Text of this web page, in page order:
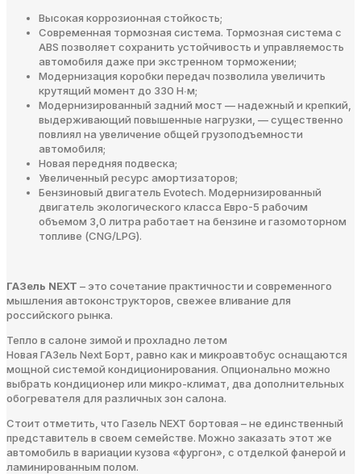
Высокая коррозионная стойкость;
Современная тормозная система. Тормозная система с
ABS позволяет сохранить устойчивость и управляемость
автомобиля даже при экстренном торможении;
Модернизация коробки передач позволила увеличить
крутящий момент до 330 Н∙м;
Модернизированный задний мост — надежный и крепкий,
выдерживающий повышенные нагрузки, — существенно
повлиял на увеличение общей грузоподъемности
автомобиля;
Новая передняя подвеска;
Увеличенный ресурс амортизаторов;
Бензиновый двигатель Evotech. Модернизированный
двигатель экологического класса Евро-5 рабочим
объемом 3,0 литра работает на бензине и газомоторном
топливе (CNG/LPG).
ГАЗель NEXT – это сочетание практичности и современного
мышления автоконструкторов, свежее вливание для
российского рынка.
Тепло в салоне зимой и прохладно летом
Новая ГАЗель Next Борт, равно как и микроавтобус оснащаются
мощной системой кондиционирования. Опционально можно
выбрать кондиционер или микро-климат, два дополнительных
обогревателя для различных зон салона.
Стоит отметить, что Газель NEXT бортовая – не единственный
представитель в своем семействе. Можно заказать этот же
автомобиль в вариации кузова «фургон», с отделкой фанерой и
ламинированным полом.